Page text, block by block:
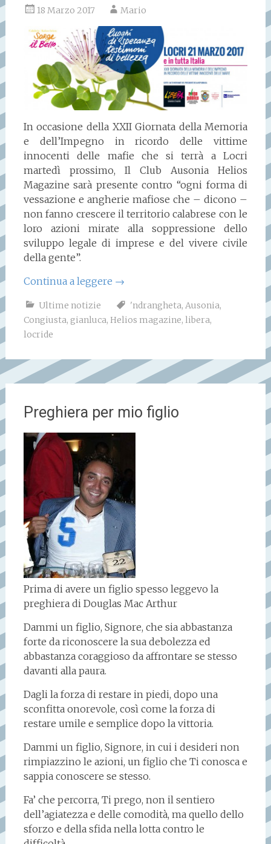
18 Marzo 2017 Mario
In occasione della XXII Giornata della Memoria
e dell’Impegno in ricordo delle vittime
innocenti delle mafie che si terrà aLocri
martedì prossimo, Il Club Ausonia Helios
Magazine sarà presente contro “ogni forma di
vessazione e angherie mafiose che – dicono –
non fanno crescere il territorio calabrese con le
loro azioni mirate alla soppressione dello
sviluppo legale di imprese e del vivere civile
della gente”.
Continua a leggere →
Ultime notizie 'ndrangheta, Ausonia,
Congiusta, gianluca, Helios magazine, libera,
locride
Preghiera per mio figlio
Prima di avere un figlio spesso leggevo la
preghiera di Douglas Mac Arthur
Dammi un figlio, Signore, che sia abbastanza
forte da riconoscere la sua debolezza ed
abbastanza coraggioso da affrontare se stesso
davanti alla paura.
Dagli la forza di restare in piedi, dopo una
sconfitta onorevole, così come la forza di
restare umile e semplice dopo la vittoria.
Dammi un figlio, Signore, in cui i desideri non
rimpiazzino le azioni, un figlio che Ti conosca e
sappia conoscere se stesso.
Fa’ che percorra, Ti prego, non il sentiero
dell’agiatezza e delle comodità, ma quello dello
sforzo e della sfida nella lotta contro le